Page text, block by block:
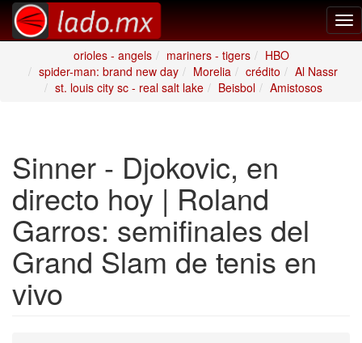
orioles - angels
mariners - tigers
HBO
spider-man: brand new day
Morelia crédito
Al Nassr
st. louis city sc - real salt lake
Beisbol Amistosos
Sinner - Djokovic, en
directo hoy | Roland
Garros: semifinales del
Grand Slam de tenis en
vivo